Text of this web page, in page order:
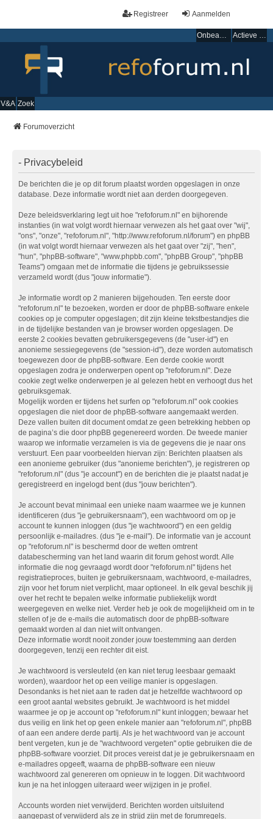
Aanmelden
Registreer
Onbeantwoorde onderwerpen Actieve onderwerpen
V&A Zoek
Forumoverzicht
- Privacybeleid
De berichten die je op dit forum plaatst worden opgeslagen in onze
database. Deze informatie wordt niet aan derden doorgegeven.
Deze beleidsverklaring legt uit hoe "refoforum.nl" en bijhorende
instanties (in wat volgt wordt hiernaar verwezen als het gaat over "wij",
"ons", "onze", "refoforum.nl", "http://www.refoforum.nl/forum") en phpBB
(in wat volgt wordt hiernaar verwezen als het gaat over "zij", "hen",
"hun", "phpBB-software", "www.phpbb.com", "phpBB Group", "phpBB
Teams") omgaan met de informatie die tijdens je gebruikssessie
verzameld wordt (dus "jouw informatie").
Je informatie wordt op 2 manieren bijgehouden. Ten eerste door
"refoforum.nl" te bezoeken, worden er door de phpBB-software enkele
cookies op je computer opgeslagen; dit zijn kleine tekstbestandjes die
in de tijdelijke bestanden van je browser worden opgeslagen. De
eerste 2 cookies bevatten gebruikersgegevens (de "user-id") en
anonieme sessiegegevens (de "session-id"), deze worden automatisch
toegewezen door de phpBB-software. Een derde cookie wordt
opgeslagen zodra je onderwerpen opent op "refoforum.nl". Deze
cookie zegt welke onderwerpen je al gelezen hebt en verhoogt dus het
gebruiksgemak.
Mogelijk worden er tijdens het surfen op "refoforum.nl" ook cookies
opgeslagen die niet door de phpBB-software aangemaakt werden.
Deze vallen buiten dit document omdat ze geen betrekking hebben op
de pagina’s die door phpBB gegenereerd worden. De tweede manier
waarop we informatie verzamelen is via de gegevens die je naar ons
verstuurt. Een paar voorbeelden hiervan zijn: Berichten plaatsen als
een anonieme gebruiker (dus "anonieme berichten"), je registreren op
"refoforum.nl" (dus "je account") en de berichten die je plaatst nadat je
geregistreerd en ingelogd bent (dus "jouw berichten").
Je account bevat minimaal een unieke naam waarmee we je kunnen
identificeren (dus "je gebruikersnaam"), een wachtwoord om op je
account te kunnen inloggen (dus "je wachtwoord") en een geldig
persoonlijk e-mailadres. (dus "je e-mail"). De informatie van je account
op "refoforum.nl" is beschermd door de wetten omtrent
databescherming van het land waarin dit forum gehost wordt. Alle
informatie die nog gevraagd wordt door "refoforum.nl" tijdens het
registratieproces, buiten je gebruikersnaam, wachtwoord, e-mailadres,
zijn voor het forum niet verplicht, maar optioneel. In elk geval beschik jij
over het recht te bepalen welke informatie publiekelijk wordt
weergegeven en welke niet. Verder heb je ook de mogelijkheid om in te
stellen of je de e-mails die automatisch door de phpBB-software
gemaakt worden al dan niet wilt ontvangen.
Deze informatie wordt nooit zonder jouw toestemming aan derden
doorgegeven, tenzij een rechter dit eist.
Je wachtwoord is versleuteld (en kan niet terug leesbaar gemaakt
worden), waardoor het op een veilige manier is opgeslagen.
Desondanks is het niet aan te raden dat je hetzelfde wachtwoord op
een groot aantal websites gebruikt. Je wachtwoord is het middel
waarmee je op je account op "refoforum.nl" kunt inloggen; bewaar het
dus veilig en link het op geen enkele manier aan "refoforum.nl", phpBB
of aan een andere derde partij. Als je het wachtwoord van je account
bent vergeten, kun je de "wachtwoord vergeten" optie gebruiken die de
phpBB-software voorziet. Dit proces vereist dat je je gebruikersnaam en
e-mailadres opgeeft, waarna de phpBB-software een nieuw
wachtwoord zal genereren om opnieuw in te loggen. Dit wachtwoord
kun je na het inloggen uiteraard weer wijzigen in je profiel.
Accounts worden niet verwijderd. Berichten worden uitsluitend
aangepast of verwijderd als ze in strijd zijn met de forumregels.